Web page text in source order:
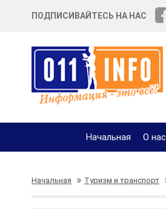
ПОДПИСИВАЙТЕСЬ НА НАС
Начальная О нас
Начальная Туризм и транспорт